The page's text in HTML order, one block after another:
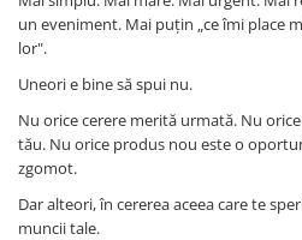
un eveniment. Mai puțin „ce îmi place
lor".
Uneori e bine să spui nu.
Nu orice cerere merită urmată. Nu
tău. Nu orice produs nou este o
zgomot.
Dar alteori, în cererea aceea care te
muncii tale.